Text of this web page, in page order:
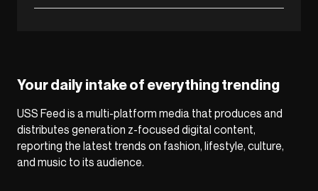
Your daily intake of everything trending
USS Feed is a multi-platform media that produces and
distributes generation z-focused digital content,
reporting the latest trends on fashion, lifestyle, culture,
and music to its audience.